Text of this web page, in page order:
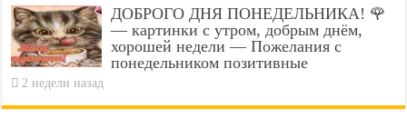
ДОБРОГО ДНЯ ПОНЕДЕЛЬНИКА! 🌹
— картинки с утром, добрым днём,
хорошей недели — Пожелания с
понедельником позитивные
2 недели назад